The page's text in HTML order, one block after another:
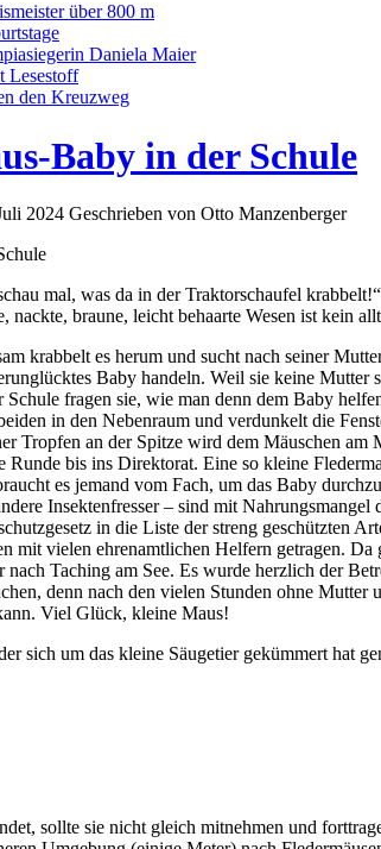
über 800 m
Daniela Maier
Lesestoff
den Kreuzweg
Baby in der Schule
2024 Geschrieben von Otto Manzenberger
mal, was da in der Traktorschaufel
nackte, braune, leicht behaarte Wesen ist kein
krabbelt es herum und sucht nach seiner
Baby handeln. Weil sie keine Mutter
Schule fragen sie, wie man denn dem Baby
in den Nebenraum und verdunkelt die
Tropfen an der Spitze wird dem Mäuschen
Runde bis ins Direktorat. Eine so kleine
es jemand vom Fach, um das Baby
Insektenfresser – sind mit
in die Liste der streng geschützten
mit vielen ehrenamtlichen Helfern getragen.
Taching am See. Es wurde herzlich der
denn nach den vielen Stunden ohne
Viel Glück, kleine Maus!
sich um das kleine Säugetier gekümmert hat
sollte sie nicht gleich mitnehmen und